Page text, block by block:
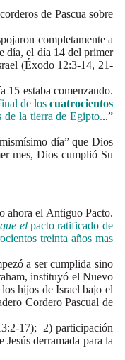
de Pascua sobre
completamente a
día, el día 14 del primer
(Éxodo 12:3-14, 21-
estaba comenzando.
de los cuatrocientos
de la tierra de Egipto...”
día” que Dios
mes, Dios cumplió Su
ahora el Antiguo Pacto.
que elpacto ratificado de
treinta años mas
a ser cumplida sino
instituyó el Nuevo
hijos de Israel bajo el
Cordero Pascual de
17); 2) participación
derramada para la